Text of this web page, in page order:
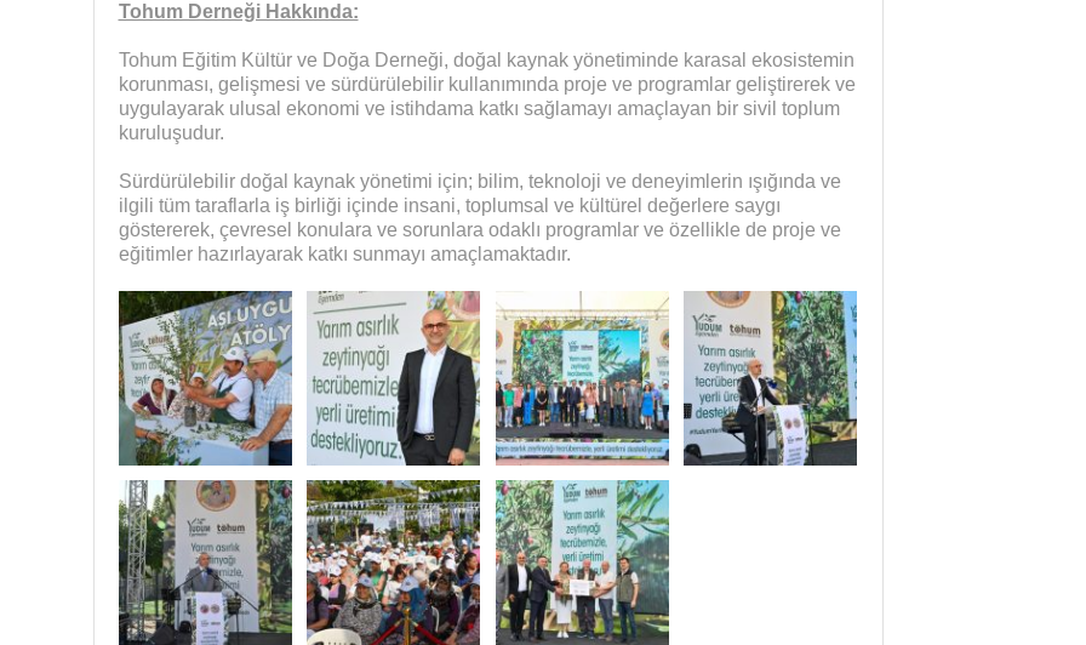
Tohum Derneği Hakkında:
Tohum Eğitim Kültür ve Doğa Derneği, doğal kaynak yönetiminde karasal ekosistemin
korunması, gelişmesi ve sürdürülebilir kullanımında proje ve programlar geliştirerek ve
uygulayarak ulusal ekonomi ve istihdama katkı sağlamayı amaçlayan bir sivil toplum
kuruluşudur.
Sürdürülebilir doğal kaynak yönetimi için; bilim, teknoloji ve deneyimlerin ışığında ve
ilgili tüm taraflarla iş birliği içinde insani, toplumsal ve kültürel değerlere saygı
göstererek, çevresel konulara ve sorunlara odaklı programlar ve özellikle de proje ve
eğitimler hazırlayarak katkı sunmayı amaçlamaktadır.
Sağlık mı Siyaset mi?